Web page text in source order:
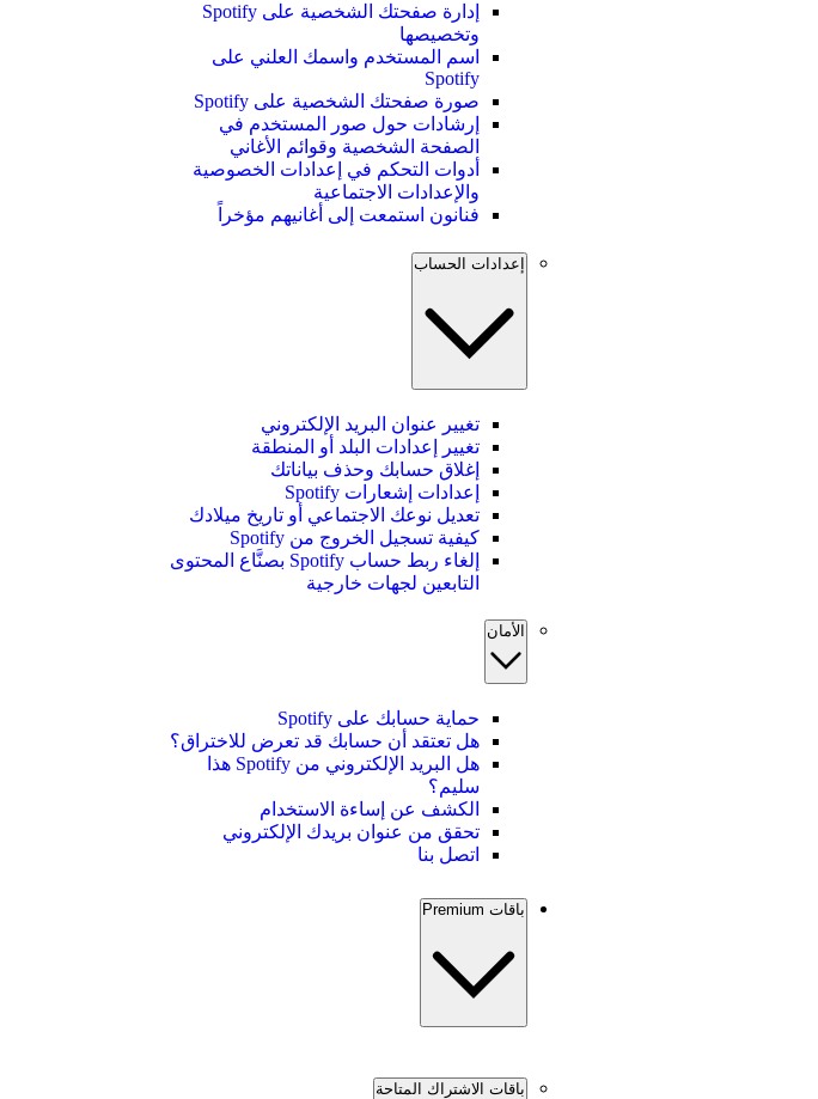
إدارة صفحتك الشخصية على Spotify
وتخصيصها
اسم المستخدم واسمك العلني على
Spotify
صورة صفحتك الشخصية على Spotify
إرشادات حول صور المستخدم في
الصفحة الشخصية وقوائم الأغاني
أدوات التحكم في إعدادات الخصوصية
والإعدادات الاجتماعية
فنانون استمعت إلى أغانيهم مؤخراً
إعدادات الحساب
تغيير عنوان البريد الإلكتروني
تغيير إعدادات البلد أو المنطقة
إغلاق حسابك وحذف بياناتك
إعدادات إشعارات Spotify
تعديل نوعك الاجتماعي أو تاريخ ميلادك
كيفية تسجيل الخروج من Spotify
إلغاء ربط حساب Spotify بصنَّاع المحتوى
التابعين لجهات خارجية
الأمان
حماية حسابك على Spotify
هل تعتقد أن حسابك قد تعرض للاختراق؟
هل البريد الإلكتروني من Spotify هذا
سليم؟
الكشف عن إساءة الاستخدام
تحقق من عنوان بريدك الإلكتروني
اتصل بنا
باقات Premium
باقات الاشتراك المتاحة